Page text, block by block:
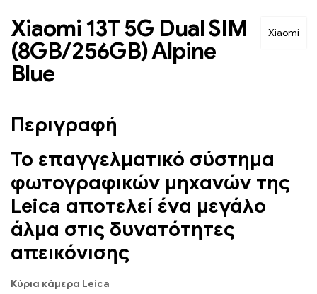
Xiaomi
Xiaomi 13T 5G Dual SIM
(8GB/256GB) Alpine
Blue
Περιγραφή
Το επαγγελματικό σύστημα
φωτογραφικών μηχανών της
Leica αποτελεί ένα μεγάλο
άλμα στις δυνατότητες
απεικόνισης
Κύρια κάμερα Leica